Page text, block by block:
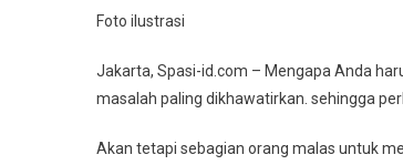
Foto ilustrasi
Jakarta, Spasi-id.com – Mengapa Anda
masalah paling dikhawatirkan. sehingga
Akan tetapi sebagian orang malas untuk